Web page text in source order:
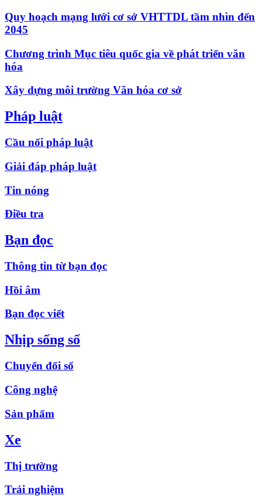
Quy hoạch mạng lưới cơ sở VHTTDL tầm nhìn đến
2045
Chương trình Mục tiêu quốc gia về phát triển văn
hóa
Xây dựng môi trường Văn hóa cơ sở
Pháp luật
Cầu nối pháp luật
Giải đáp pháp luật
Tin nóng
Điều tra
Bạn đọc
Thông tin từ bạn đọc
Hồi âm
Bạn đọc viết
Nhịp sống số
Chuyển đổi số
Công nghệ
Sản phẩm
Xe
Thị trường
Trải nghiệm